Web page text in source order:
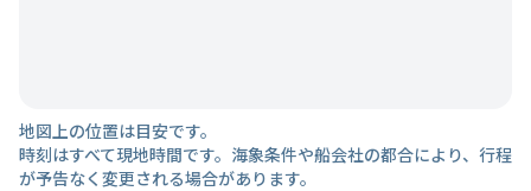
地図上の位置は目安です。
時刻はすべて現地時間です。海象条件や船会社の都合により、行程
が予告なく変更される場合があります。